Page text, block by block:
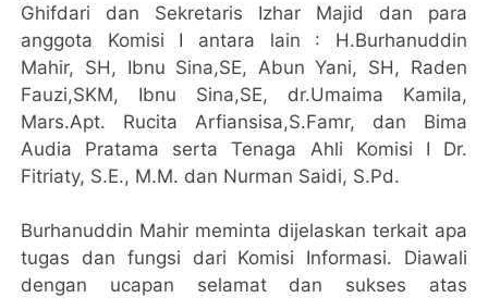
Ghifdari dan Sekretaris Izhar Majid dan para
anggota Komisi I antara lain : H.Burhanuddin
Mahir, SH, Ibnu Sina,SE, Abun Yani, SH, Raden
Fauzi,SKM, Ibnu Sina,SE, dr.Umaima Kamila,
Mars.Apt. Rucita Arfiansisa,S.Famr, dan Bima
Audia Pratama serta Tenaga Ahli Komisi I Dr.
Fitriaty, S.E., M.M. dan Nurman Saidi, S.Pd.
Burhanuddin Mahir meminta dijelaskan terkait apa
tugas dan fungsi dari Komisi Informasi. Diawali
dengan ucapan selamat dan sukses atas